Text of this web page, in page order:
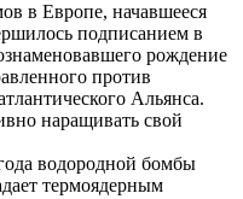
в Европе, начавшееся
подписанием в
рождение
против
Альянса.
наращивать свой
водородной бомбы
термоядерным